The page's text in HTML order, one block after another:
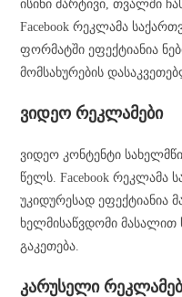
ისინი მარტივი, თვალში
Facebook რეკლამა
ფორმატში ეფექტიანია
მომსახურების
ვიდეო რეკლამები
ვიდეო კონტენტი
წელს. Facebook რეკლამა
უკიდურესად ეფექტიანია
ხელმისაწვდომი მასალით
გაკეთება.
კარუსელი